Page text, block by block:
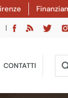
Finanziamenti e
|
CONTATTI